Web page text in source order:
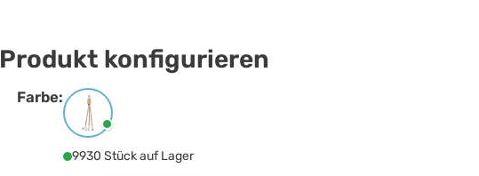
Produkt konfigurieren
Farbe:Farbe
Beige
9930 Stück auf Lager